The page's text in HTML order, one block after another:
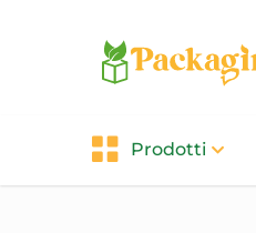
Prodotti